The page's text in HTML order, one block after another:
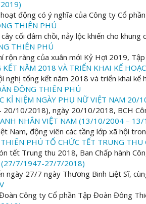
động có ý nghĩa của Công ty Cổ
THIÊN PHÚ
cối đâm chồi, nảy lộc khiến cho
THIÊN PHÚ
ràng của xuân mới Kỷ Hợi 2019,
NĂM 2018 VÀ TRIỂN KHAI KẾ
tổng kết năm 2018 và triển khai kế
ĐÔNG THIÊN PHÚ
KỈ NIỆM NGÀY PHỤ NỮ VIỆT NAM 20/
10/2018), ngày 20/10/2018, BCH
NHÂN VIỆT NAM (13/10/2004 –
Nam, động viên các tầng lớp xã hội
PHÚ TỔ CHỨC TẾT TRUNG THU
tết Trung thu 2018, Ban Chấp hành
(27/7/1947-27/7/2018)
27/7 ngày Thương Binh Liệt Sĩ,
Công ty Cổ phần Tập Đoàn Đông